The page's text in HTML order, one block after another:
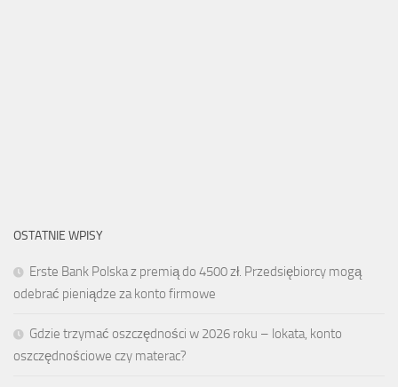
OSTATNIE WPISY
Erste Bank Polska z premią do 4500 zł. Przedsiębiorcy mogą
odebrać pieniądze za konto firmowe
Gdzie trzymać oszczędności w 2026 roku – lokata, konto
oszczędnościowe czy materac?